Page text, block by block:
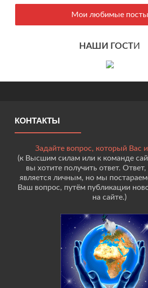
Мои любимые посты
НАШИ ГОСТИ
КОНТАКТЫ
Задайте вопрос, который Вас
(к Высшим силам или к команде
вы хотите получить ответ.
является личным, но мы
Ваш вопрос, путём публикации
на сайте.)